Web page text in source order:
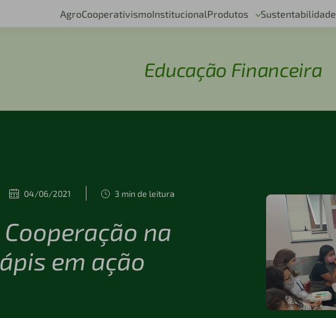
AgroCooperativismoInstitucionalProdutos Sustentabilidade
Educação Financeira
04/06/2021 3 min de leitura
na
em ação